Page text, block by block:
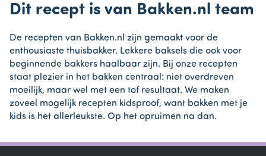
Dit recept is van Bakken.nl team
De recepten van Bakken.nl zijn gemaakt voor de
enthousiaste thuisbakker. Lekkere baksels die ook voor
beginnende bakkers haalbaar zijn. Bij onze recepten
staat plezier in het bakken centraal: niet overdreven
moeilijk, maar wel met een tof resultaat. We maken
zoveel mogelijk recepten kidsproof, want bakken met je
kids is het allerleukste. Op het opruimen na dan.